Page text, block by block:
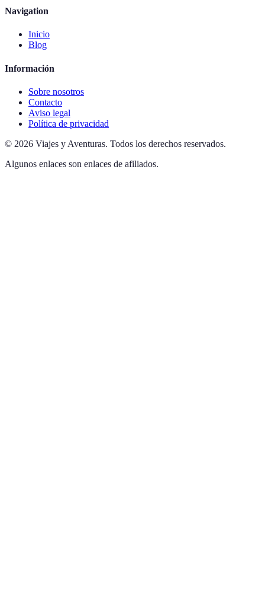
Navigation
Inicio
Blog
Información
Sobre nosotros
Contacto
Aviso legal
Política de privacidad
© 2026 Viajes y Aventuras. Todos los derechos reservados.
Algunos enlaces son enlaces de afiliados.